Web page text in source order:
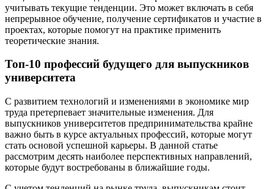
учитывать текущие тенденции. Это может включать в себя
непрерывное обучение, получение сертификатов и участие в
проектах, которые помогут на практике применить
теоретические знания.
Топ-10 профессий будущего для выпускников
университета
С развитием технологий и изменениями в экономике мир
труда претерпевает значительные изменения. Для
выпускников университетов предпринимательства крайне
важно быть в курсе актуальных профессий, которые могут
стать основой успешной карьеры. В данной статье
рассмотрим десять наиболее перспективных направлений,
которые будут востребованы в ближайшие годы.